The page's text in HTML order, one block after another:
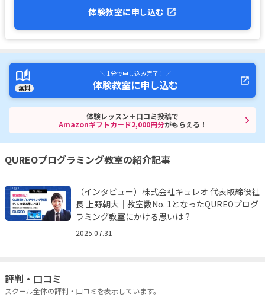
体験教室に申し込む
無料
＼ 1分で申し込み完了！ ／
体験教室に申し込む
体験レッスン＋口コミ投稿で
Amazonギフトカード2,000円分がもらえる！
QUREOプログラミング教室の紹介記事
（インタビュー）株式会社キュレオ 代表取締役社
長 上野朝大｜教室数No. 1となったQUREOプログ
ラミング教室にかける思いは？
2025.07.31
評判・口コミ
スクール全体の評判・口コミを表示しています。